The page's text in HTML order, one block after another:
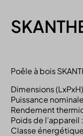
Poêle à bois
Dimensions
Puissance
Rendement
Poids de l’appareil
Classe